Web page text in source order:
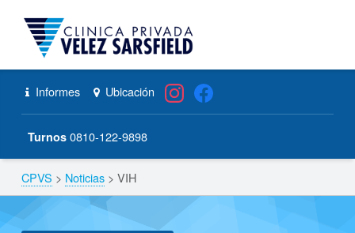
VIH – CPVS
Primary Menu
Header info sidebar Informes Ubicación
Turnos 0810-122-9898
Breadcrumbs navigation
CPVS > Noticias> VIH